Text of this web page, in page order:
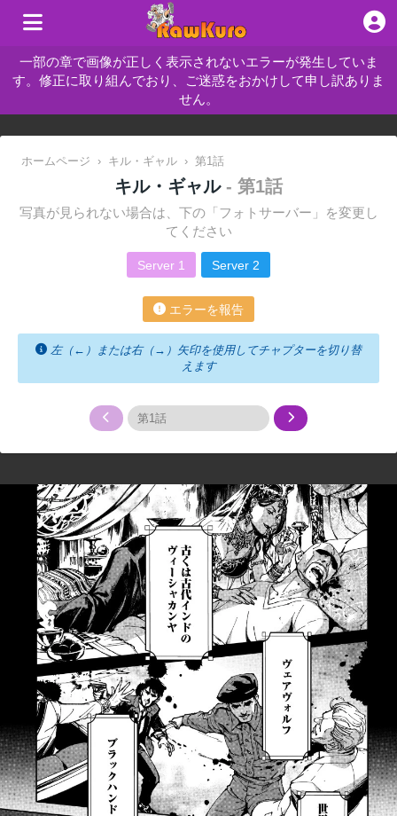
一部の章で画像が正しく表示されないエラーが発生していま
す。修正に取り組んでおり、ご迷惑をおかけして申し訳ありま
せん。
ホームページ › キル・ギャル › 第1話
キル・ギャル - 第1話
写真が見られない場合は、下の「フォトサーバー」を変更し
てください
Server 1 Server 2
エラーを報告
左（←）または右（→）矢印を使用してチャプターを切り替
えます